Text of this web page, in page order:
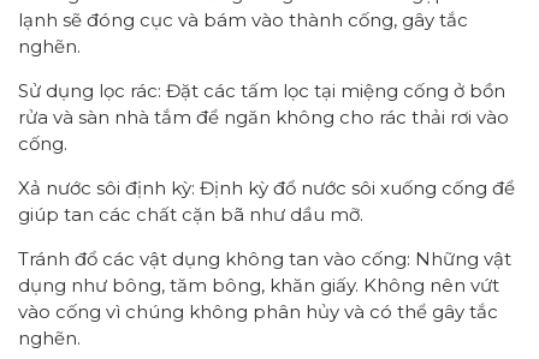
lạnh sẽ đóng cục và bám vào thành cống, gây tắc
nghẽn.
Sử dụng lọc rác: Đặt các tấm lọc tại miệng cống ở bồn
rửa và sàn nhà tắm để ngăn không cho rác thải rơi vào
cống.
Xả nước sôi định kỳ: Định kỳ đổ nước sôi xuống cống để
giúp tan các chất cặn bã như dầu mỡ.
Tránh đổ các vật dụng không tan vào cống: Những vật
dụng như bông, tăm bông, khăn giấy. Không nên vứt
vào cống vì chúng không phân hủy và có thể gây tắc
nghẽn.